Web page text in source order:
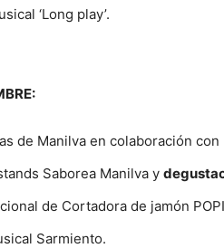
‘Long play’.
de Manilva en colaboración
Saborea Manilva y
de Cortadora de jamón
Sarmiento.